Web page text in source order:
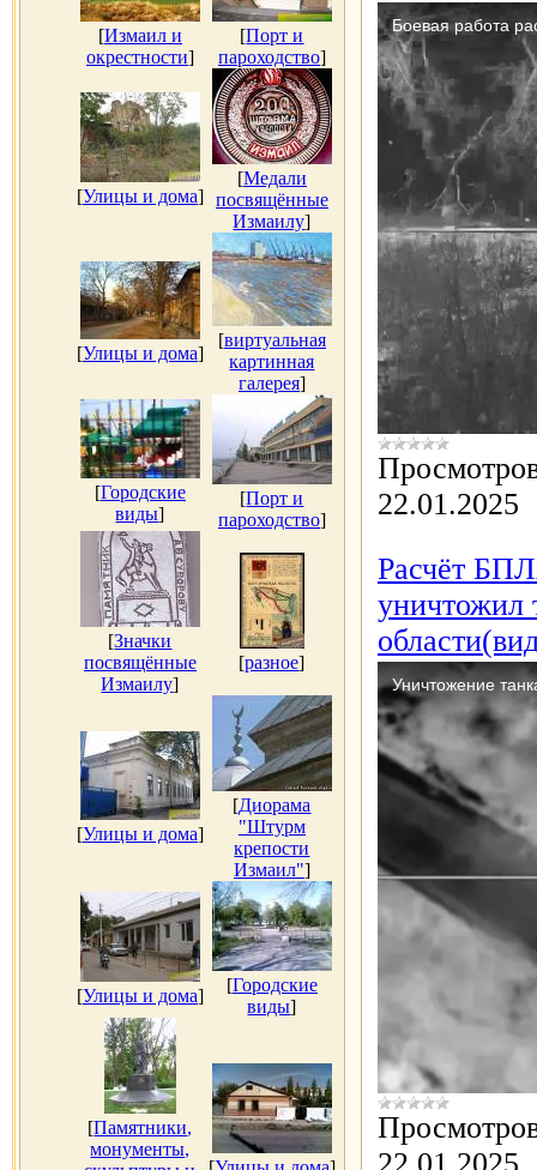
[Измаил и
окрестности]
[Порт и
пароходство]
[Улицы и дома]
[Медали
посвящённые
Измаилу]
[Улицы и дома]
[виртуальная
картинная
галерея]
[Городские
виды]
[Порт и
пароходство]
[Значки
посвящённые
Измаилу]
[разное]
[Улицы и дома]
[Диорама
"Штурм
крепости
Измаил"]
[Улицы и дома]
[Городские
виды]
[Памятники,
монументы,
22.01.2025
Расчёт
уничтожил